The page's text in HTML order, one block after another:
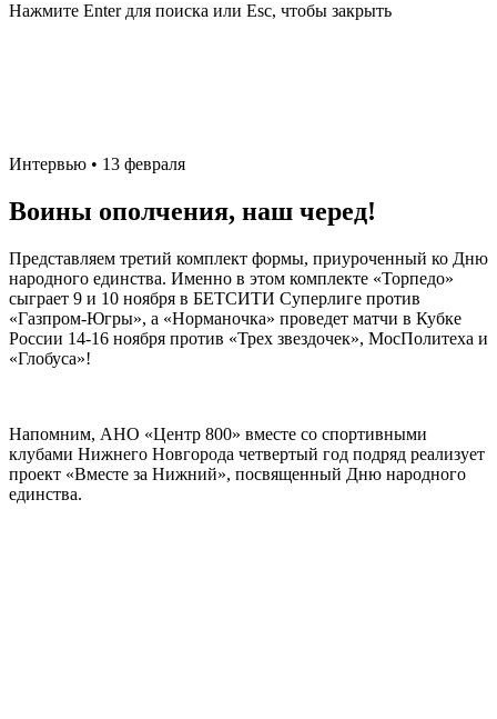
Нажмите Enter для поиска или Esc, чтобы закрыть
Интервью • 13 февраля
Воины ополчения, наш черед!
Представляем третий комплект формы, приуроченный ко Дню
народного единства. Именно в этом комплекте «Торпедо»
сыграет 9 и 10 ноября в БЕТСИТИ Суперлиге против
«Газпром-Югры», а «Норманочка» проведет матчи в Кубке
России 14-16 ноября против «Трех звездочек», МосПолитеха и
«Глобуса»!
Напомним, АНО «Центр 800» вместе со спортивными
клубами Нижнего Новгорода четвертый год подряд реализует
проект «Вместе за Нижний», посвященный Дню народного
единства.